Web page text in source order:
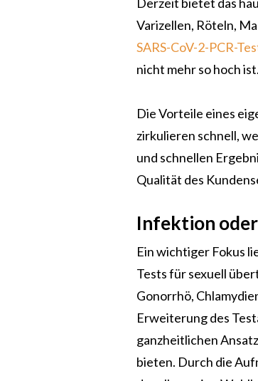
Varizellen, Röteln,
SARS-CoV-2-PCR-
nicht mehr so hoch
Die Vorteile eines
zirkulieren schnell,
und schnellen
Qualität des
Infektion
Ein wichtiger Fokus
Tests für sexuell
Gonorrhö,
Erweiterung des
ganzheitlichen
bieten. Durch die